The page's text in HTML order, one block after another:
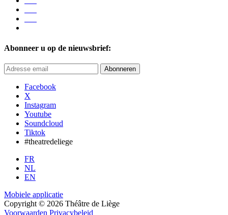
Abonneer u op de nieuwsbrief:
Abonneren
Facebook
X
Instagram
Youtube
Soundcloud
Tiktok
#theatredeliege
FR
NL
EN
Mobiele applicatie
Copyright © 2026 Théâtre de Liège
Voorwaarden Privacybeleid